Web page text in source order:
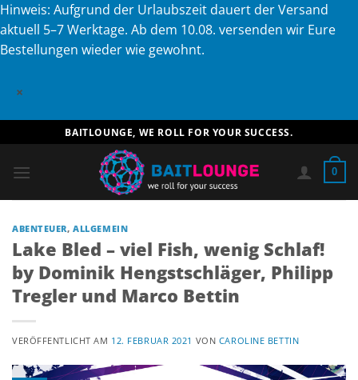
Hinweis: Aufgrund der Urlaubszeit dauert der Versand
aktuell 5–7 Werktage. Ab dem 10.08. versenden wir Eure
Bestellungen wieder wie gewohnt.
×
Inhalt
springen
BAITLOUNGE, WE ROLL FOR YOUR SUCCESS.
0
ABENTEUER,ALLGEMEIN
Lake Bled – viel Fish, wenig Schlaf!
by Dominik Hengstschläger, Philipp
Tregler und Marco Bettin
VERÖFFENTLICHT AM 12. FEBRUAR 2021 VON CAROLINE BETTIN